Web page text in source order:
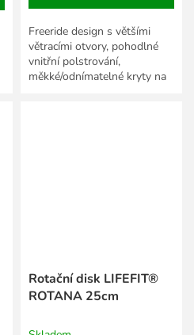
Freeride design s většími
větracími otvory, pohodlné
vnitřní polstrování,
měkké/odnímatelné kryty na
Rotační disk LIFEFIT®
ROTANA 25cm